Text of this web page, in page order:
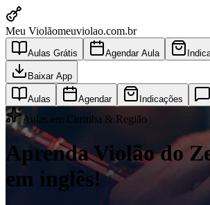
Meu Violãomeuviolao.com.br
Aulas Grátis Agendar Aula
Baixar App
Aulas Agendar Indicações
Aulas em Curitiba & Região
Aprenda Violão do
em inglês!